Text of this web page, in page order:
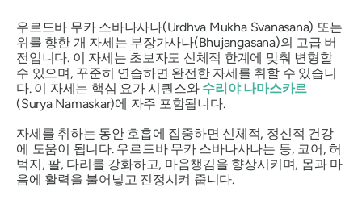
우르드바 무카 스바나사나(Urdhva Mukha Svanasana) 또는
위를 향한 개 자세는 부장가사나(Bhujangasana)의 고급 버
전입니다. 이 자세는 초보자도 신체적 한계에 맞춰 변형할
수 있으며, 꾸준히 연습하면 완전한 자세를 취할 수 있습니
다. 이 자세는 핵심 요가 시퀀스와 수리야 나마스카르
(Surya Namaskar)에 자주 포함됩니다.
자세를 취하는 동안 호흡에 집중하면 신체적, 정신적 건강
에 도움이 됩니다. 우르드바 무카 스바나사나는 등, 코어, 허
벅지, 팔, 다리를 강화하고, 마음챙김을 향상시키며, 몸과 마
음에 활력을 불어넣고 진정시켜 줍니다.